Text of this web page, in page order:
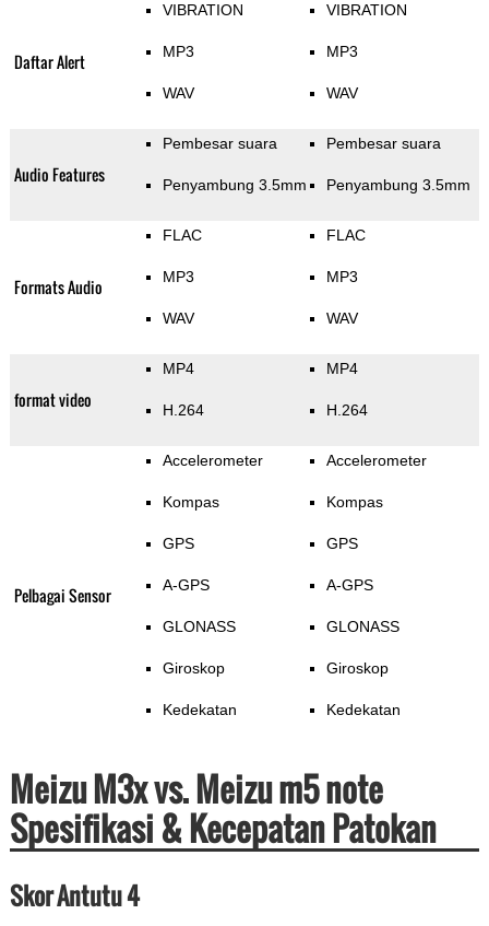
Daftar Alert
VIBRATION
MP3
WAV
VIBRATION
MP3
WAV
Audio Features
Pembesar suara
Penyambung 3.5mm
Pembesar suara
Penyambung 3.5mm
Formats Audio
FLAC
MP3
WAV
FLAC
MP3
WAV
format video
MP4
H.264
MP4
H.264
Pelbagai Sensor
Accelerometer
Kompas
GPS
A-GPS
GLONASS
Giroskop
Kedekatan
Accelerometer
Kompas
GPS
A-GPS
GLONASS
Giroskop
Kedekatan
Meizu M3x vs. Meizu m5 note
Spesifikasi & Kecepatan Patokan
Skor Antutu 4